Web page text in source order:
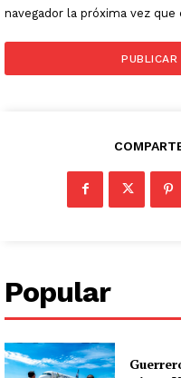
navegador la próxima vez que
Popular